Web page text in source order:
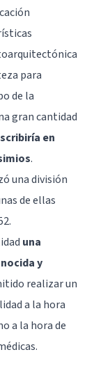
para
de la
gran cantidad
en
.
una división
de ellas
una
y
realizar un
a la hora
a la hora de